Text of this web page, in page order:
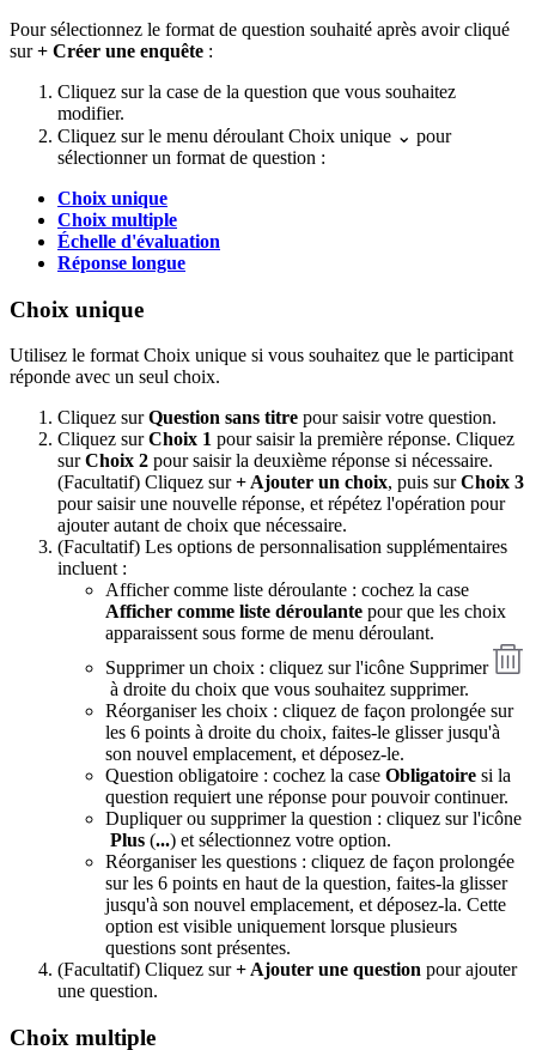
Pour sélectionnez le format de question souhaité après avoir cliqué
sur+ Créer une enquête :
Cliquez sur la case de la question que vous souhaitez
modifier.
Cliquez sur le menu déroulant Choix unique ⌄ pour
sélectionner un format de question :
Choix unique
Choix multiple
Échelle d'évaluation
Réponse longue
Choix unique
Utilisez le format Choix unique si vous souhaitez que le participant
réponde avec un seul choix.
Cliquez surQuestion sans titre pour saisir votre question.
Cliquez surChoix 1 pour saisir la première réponse. Cliquez
surChoix 2 pour saisir la deuxième réponse si nécessaire.
(Facultatif) Cliquez sur+ Ajouter un choix, puis surChoix 3
pour saisir une nouvelle réponse, et répétez l'opération pour
ajouter autant de choix que nécessaire.
(Facultatif) Les options de personnalisation supplémentaires
incluent :
Afficher comme liste déroulante : cochez la case
Afficher comme liste déroulante pour que les choix
apparaissent sous forme de menu déroulant.
Supprimer un choix : cliquez sur l'icône Supprimer
à droite du choix que vous souhaitez supprimer.
Réorganiser les choix : cliquez de façon prolongée sur
les 6 points à droite du choix, faites-le glisser jusqu'à
son nouvel emplacement, et déposez-le.
Question obligatoire : cochez la case Obligatoire si la
question requiert une réponse pour pouvoir continuer.
Dupliquer ou supprimer la question : cliquez sur l'icône
Plus (...) et sélectionnez votre option.
Réorganiser les questions : cliquez de façon prolongée
sur les 6 points en haut de la question, faites-la glisser
jusqu'à son nouvel emplacement, et déposez-la. Cette
option est visible uniquement lorsque plusieurs
questions sont présentes.
(Facultatif) Cliquez sur+ Ajouter une question pour ajouter
une question.
Choix multiple